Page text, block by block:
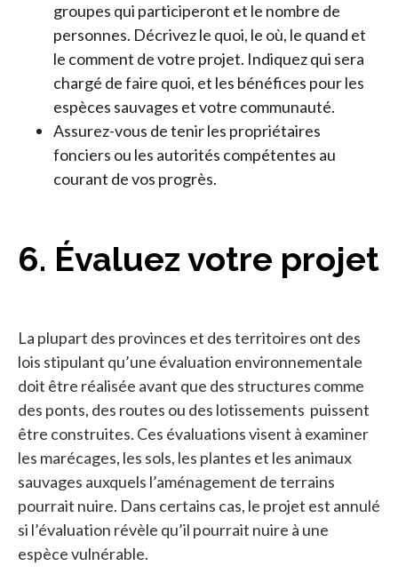
groupes qui participeront et le nombre de
personnes. Décrivez le quoi, le où, le quand et
le comment de votre projet. Indiquez qui sera
chargé de faire quoi, et les bénéfices pour les
espèces sauvages et votre communauté.
Assurez-vous de tenir les propriétaires
fonciers ou les autorités compétentes au
courant de vos progrès.
6. Évaluez votre projet
La plupart des provinces et des territoires ont des
lois stipulant qu’une évaluation environnementale
doit être réalisée avant que des structures comme
des ponts, des routes ou des lotissements puissent
être construites. Ces évaluations visent à examiner
les marécages, les sols, les plantes et les animaux
sauvages auxquels l’aménagement de terrains
pourrait nuire. Dans certains cas, le projet est annulé
si l’évaluation révèle qu’il pourrait nuire à une
espèce vulnérable.